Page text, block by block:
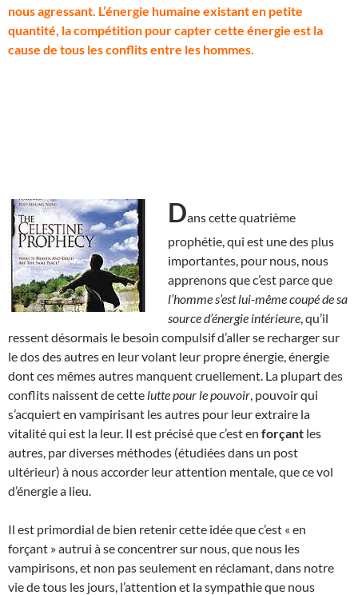
nous agressant. L’énergie humaine existant en petite
quantité, la compétition pour capter cette énergie est la
cause de tous les conflits entre les hommes.
Dans cette quatrième
prophétie, qui est une des plus
importantes, pour nous, nous
apprenons que c’est parce que
l’homme s’est lui-même coupé de sa
source d’énergie intérieure , qu’il
ressent désormais le besoin compulsif d’aller se recharger sur
le dos des autres en leur volant leur propre énergie, énergie
dont ces mêmes autres manquent cruellement. La plupart des
conflits naissent de cette lutte pour le pouvoir , pouvoir qui
s’acquiert en vampirisant les autres pour leur extraire la
vitalité qui est la leur. Il est précisé que c’est en forçant les
autres, par diverses méthodes (étudiées dans un post
ultérieur) à nous accorder leur attention mentale, que ce vol
d’énergie a lieu.
Il est primordial de bien retenir cette idée que c’est « en
forçant » autrui à se concentrer sur nous, que nous les
vampirisons, et non pas seulement en réclamant, dans notre
vie de tous les jours, l’attention et la sympathie que nous